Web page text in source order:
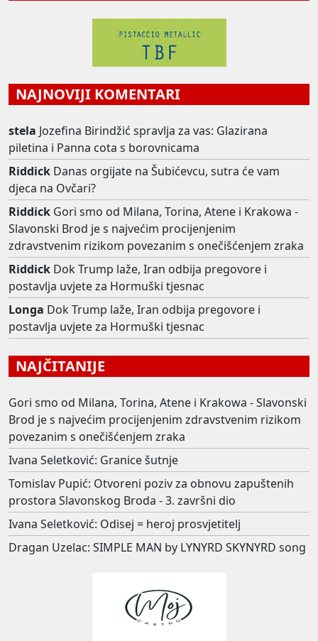
NAJNOVIJI KOMENTARI
stela Jozefina Birindžić spravlja za vas: Glazirana
piletina i Panna cota s borovnicama
Riddick Danas orgijate na Šubićevcu, sutra će vam
djeca na Ovčari?
Riddick Gori smo od Milana, Torina, Atene i Krakowa -
Slavonski Brod je s najvećim procijenjenim
zdravstvenim rizikom povezanim s onečišćenjem zraka
Riddick Dok Trump laže, Iran odbija pregovore i
postavlja uvjete za Hormuški tjesnac
Longa Dok Trump laže, Iran odbija pregovore i
postavlja uvjete za Hormuški tjesnac
NAJČITANIJE
Gori smo od Milana, Torina, Atene i Krakowa - Slavonski
Brod je s najvećim procijenjenim zdravstvenim rizikom
povezanim s onečišćenjem zraka
Ivana Seletković: Granice šutnje
Tomislav Pupić: Otvoreni poziv za obnovu zapuštenih
prostora Slavonskog Broda - 3. završni dio
Ivana Seletković: Odisej = heroj prosvjetitelj
Dragan Uzelac: SIMPLE MAN by LYNYRD SKYNYRD song